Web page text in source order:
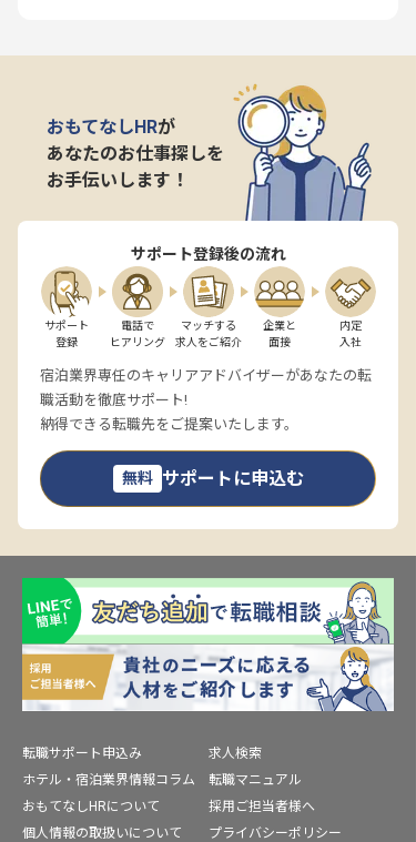
おもてなしHRが
あなたのお仕事探しを
お手伝いします！
サポート登録後の流れ
サポート
登録
電話で
ヒアリング
マッチする
求人をご紹介
企業と
面接
内定
入社
宿泊業界専任のキャリアアドバイザーがあなたの転
職活動を徹底サポート!
納得できる転職先をご提案いたします。
無料 サポートに申込む
転職サポート申込み
求人検索
ホテル・宿泊業界情報コラム
転職マニュアル
おもてなしHRについて
採用ご担当者様へ
個人情報の取扱いについて
プライバシーポリシー